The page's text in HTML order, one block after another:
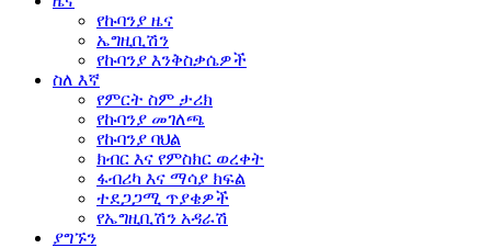
የኩባንያ ዜና
ኤግዚቢሽን
የኩባንያ እንቅስቃሴዎች
ስለ እኛ
የምርት ስም ታሪክ
የኩባንያ መገለጫ
የኩባንያ ባህል
ክብር እና የምስክር ወረቀት
ፋብሪካ እና ማሳያ ክፍል
ተደጋጋሚ ጥያቄዎች
የኤግዚቢሽን አዳራሽ
ያግኙን